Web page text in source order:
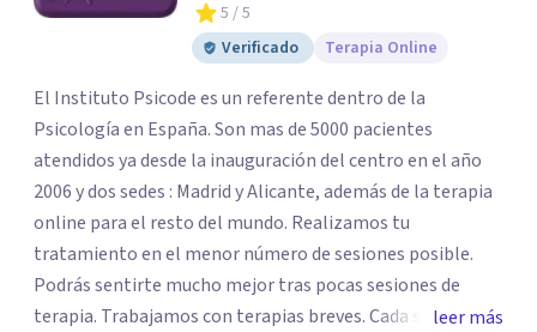
5 / 5
Verificado
Terapia Online
El Instituto Psicode es un referente dentro de la
Psicología en España. Son mas de 5000 pacientes
atendidos ya desde la inauguración del centro en el año
2006 y dos sedes : Madrid y Alicante, además de la terapia
online para el resto del mundo. Realizamos tu
tratamiento en el menor número de sesiones posible.
Podrás sentirte mucho mejor tras pocas sesiones de
terapia. Trabajamos con terapias breves. Cada sesión de
leer más